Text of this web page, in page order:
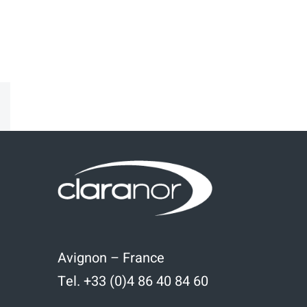
Avignon – France
Tel. +33 (0)4 86 40 84 60